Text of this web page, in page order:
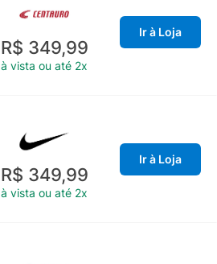
R$ 349,99
à vista ou até 2x
Ir à Loja
R$ 349,99
à vista ou até 2x
Ir à Loja